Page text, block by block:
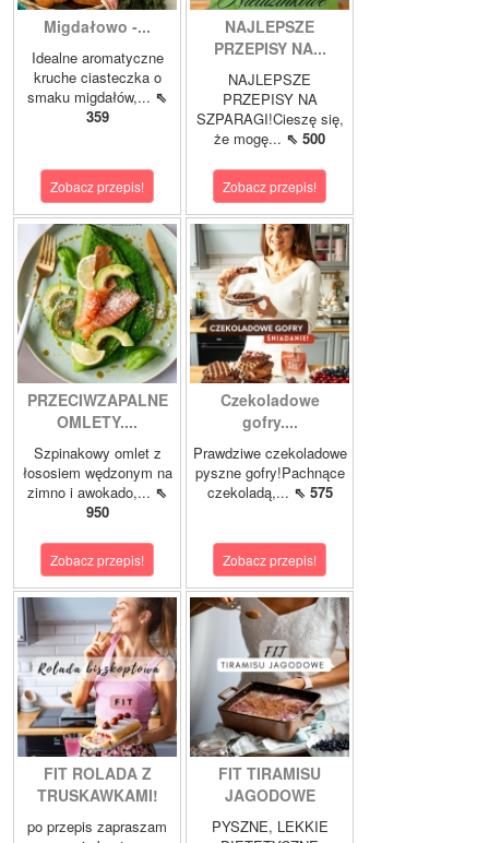
Migdałowo -...
Idealne aromatyczne
kruche ciasteczka o
smaku migdałów,... ⇖
359
Zobacz przepis!
NAJLEPSZE
PRZEPISY NA...
NAJLEPSZE
PRZEPISY NA
SZPARAGI!Cieszę się,
że mogę... ⇖ 500
Zobacz przepis!
PRZECIWZAPALNE
OMLETY....
Szpinakowy omlet z
łososiem wędzonym na
zimno i awokado,... ⇖
950
Zobacz przepis!
Czekoladowe
gofry....
Prawdziwe czekoladowe
pyszne gofry!Pachnące
czekoladą,... ⇖ 575
Zobacz przepis!
FIT ROLADA Z
TRUSKAWKAMI!
po przepis zapraszam
FIT TIRAMISU
JAGODOWE
PYSZNE, LEKKIE